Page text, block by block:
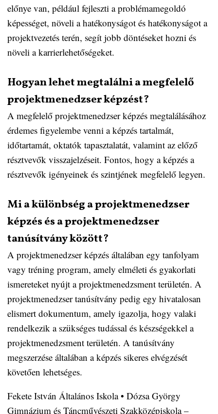
előnye van, például fejleszti a problémamegoldó
képességet, növeli a hatékonyságot és hatékonyságot a
projektvezetés terén, segít jobb döntéseket hozni és
növeli a karrierlehetőségeket.
Hogyan lehet megtalálni a megfelelő
projektmenedzser képzést?
A megfelelő projektmenedzser képzés megtalálásához
érdemes figyelembe venni a képzés tartalmát,
időtartamát, oktatók tapasztalatát, valamint az előző
résztvevők visszajelzéseit. Fontos, hogy a képzés a
résztvevők igényeinek és szintjének megfelelő legyen.
Mi a különbség a projektmenedzser
képzés és a projektmenedzser
tanúsítvány között?
A projektmenedzser képzés általában egy tanfolyam
vagy tréning program, amely elméleti és gyakorlati
ismereteket nyújt a projektmenedzsment területén. A
projektmenedzser tanúsítvány pedig egy hivatalosan
elismert dokumentum, amely igazolja, hogy valaki
rendelkezik a szükséges tudással és készségekkel a
projektmenedzsment területén. A tanúsítvány
megszerzése általában a képzés sikeres elvégzését
követően lehetséges.
Fekete István Általános Iskola• Dózsa György
Gimnázium és Táncművészeti Szakközépiskola –